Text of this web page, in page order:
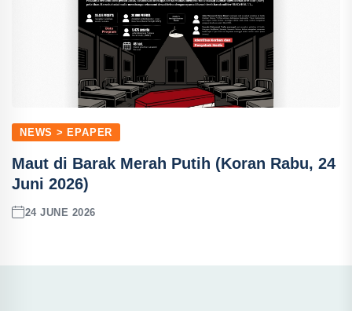
NEWS > EPAPER
Maut di Barak Merah Putih (Koran Rabu, 24
Juni 2026)
24 JUNE 2026